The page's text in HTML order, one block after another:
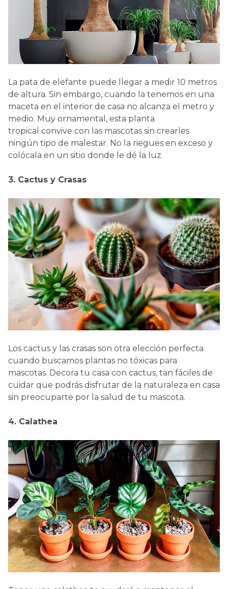
La pata de elefante puede llegar a medir 10 metros
de altura. Sin embargo, cuando la tenemos en una
maceta en el interior de casa no alcanza el metro y
medio. Muy ornamental, esta planta
tropical convive con las mascotas sin crearles
ningún tipo de malestar. No la riegues en exceso y
colócala en un sitio donde le dé la luz.
3. Cactus y Crasas
Los cactus y las crasas son otra elección perfecta
cuando buscamos plantas no tóxicas para
mascotas. Decora tu casa con cactus, tan fáciles de
cuidar que podrás disfrutar de la naturaleza en casa
sin preocuparte por la salud de tu mascota.
4. Calathea